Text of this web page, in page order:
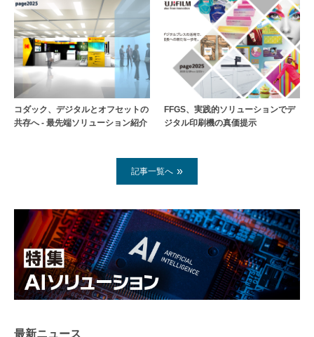
コダック、デジタルとオフセットの
共存へ - 最先端ソリューション紹介
FFGS、実践的ソリューションでデ
ジタル印刷機の真価提示
記事一覧へ
最新ニュース